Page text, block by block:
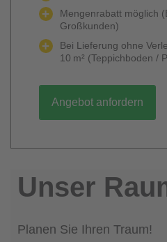
Mengenrabatt möglich
Großkunden)
Bei Lieferung ohne
10 m² (Teppichboden /
Angebot anfordern
Unser
Planen Sie Ihren Traum!